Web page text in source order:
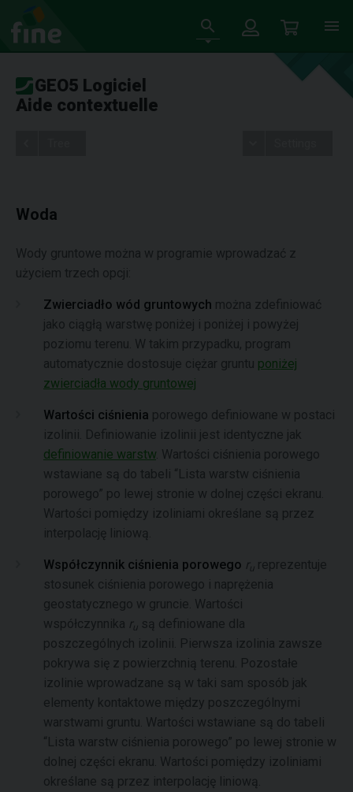
GEO5 Logiciel
Aide contextuelle
Woda
Wody gruntowe można w programie wprowadzać z
użyciem trzech opcji:
Zwierciadło wód gruntowych można zdefiniować
jako ciągłą warstwę poniżej i poniżej i powyżej
poziomu terenu. W takim przypadku, program
automatycznie dostosuje ciężar gruntu poniżej
zwierciadła wody gruntowej
Wartości ciśnienia porowego definiowane w postaci
izolinii. Definiowanie izolinii jest identyczne jak
definiowanie warstw . Wartości ciśnienia porowego
wstawiane są do tabeli “Lista warstw ciśnienia
porowego” po lewej stronie w dolnej części ekranu.
Wartości pomiędzy izoliniami określane są przez
interpolację liniową.
Współczynnik ciśnienia porowego r u reprezentuje
stosunek ciśnienia porowego i naprężenia
geostatycznego w gruncie. Wartości
współczynnika r u są definiowane dla
poszczególnych izolinii. Pierwsza izolinia zawsze
pokrywa się z powierzchnią terenu. Pozostałe
izolinie wprowadzane są w taki sam sposób jak
elementy kontaktowe między poszczególnymi
warstwami gruntu. Wartości wstawiane są do tabeli
“Lista warstw ciśnienia porowego” po lewej stronie w
dolnej części ekranu. Wartości pomiędzy izoliniami
określane są przez interpolację liniową.